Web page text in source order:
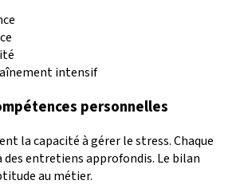
intensif
personnelles
la capacité à gérer le stress. Chaque
des entretiens approfondis. Le bilan
au métier.